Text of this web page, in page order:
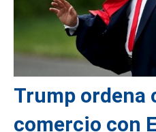
Trump ordena
comercio con